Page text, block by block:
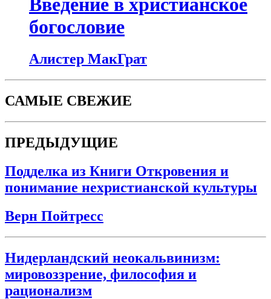
богословие
Алистер МакГрат
САМЫЕ СВЕЖИЕ
ПРЕДЫДУЩИЕ
Подделка из Книги Откровения и
понимание нехристианской культуры
Верн Пойтресс
Нидерландский неокальвинизм:
мировоззрение, философия и
рационализм